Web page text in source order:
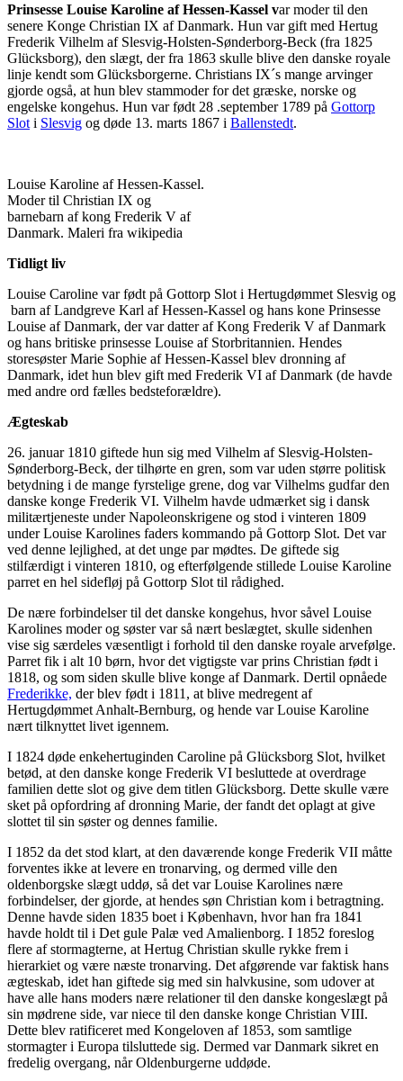
Prinsesse Louise Karoline af Hessen-Kassel var moder til den
senere Konge Christian IX af Danmark. Hun var gift med Hertug
Frederik Vilhelm af Slesvig-Holsten-Sønderborg-Beck (fra 1825
Glücksborg), den slægt, der fra 1863 skulle blive den danske royale
linje kendt som Glücksborgerne. Christians IX´s mange arvinger
gjorde også, at hun blev stammoder for det græske, norske og
engelske kongehus. Hun var født 28 .september 1789 på Gottorp
Slot i Slesvig og døde 13. marts 1867 i Ballenstedt.
Louise Karoline af Hessen-Kassel.
Moder til Christian IX og
barnebarn af kong Frederik V af
Danmark. Maleri fra wikipedia
Tidligt liv
Louise Caroline var født på Gottorp Slot i Hertugdømmet Slesvig og
barn af Landgreve Karl af Hessen-Kassel og hans kone Prinsesse
Louise af Danmark, der var datter af Kong Frederik V af Danmark
og hans britiske prinsesse Louise af Storbritannien. Hendes
storesøster Marie Sophie af Hessen-Kassel blev dronning af
Danmark, idet hun blev gift med Frederik VI af Danmark (de havde
med andre ord fælles bedsteforældre).
Ægteskab
26. januar 1810 giftede hun sig med Vilhelm af Slesvig-Holsten-
Sønderborg-Beck, der tilhørte en gren, som var uden større politisk
betydning i de mange fyrstelige grene, dog var Vilhelms gudfar den
danske konge Frederik VI. Vilhelm havde udmærket sig i dansk
militærtjeneste under Napoleonskrigene og stod i vinteren 1809
under Louise Karolines faders kommando på Gottorp Slot. Det var
ved denne lejlighed, at det unge par mødtes. De giftede sig
stilfærdigt i vinteren 1810, og efterfølgende stillede Louise Karoline
parret en hel sidefløj på Gottorp Slot til rådighed.
De nære forbindelser til det danske kongehus, hvor såvel Louise
Karolines moder og søster var så nært beslægtet, skulle sidenhen
vise sig særdeles væsentligt i forhold til den danske royale arvefølge.
Parret fik i alt 10 børn, hvor det vigtigste var prins Christian født i
1818, og som siden skulle blive konge af Danmark. Dertil opnåede
Frederikke, der blev født i 1811, at blive medregent af
Hertugdømmet Anhalt-Bernburg, og hende var Louise Karoline
nært tilknyttet livet igennem.
I 1824 døde enkehertuginden Caroline på Glücksborg Slot, hvilket
betød, at den danske konge Frederik VI besluttede at overdrage
familien dette slot og give dem titlen Glücksborg. Dette skulle være
sket på opfordring af dronning Marie, der fandt det oplagt at give
slottet til sin søster og dennes familie.
I 1852 da det stod klart, at den daværende konge Frederik VII måtte
forventes ikke at levere en tronarving, og dermed ville den
oldenborgske slægt uddø, så det var Louise Karolines nære
forbindelser, der gjorde, at hendes søn Christian kom i betragtning.
Denne havde siden 1835 boet i København, hvor han fra 1841
havde holdt til i Det gule Palæ ved Amalienborg. I 1852 foreslog
flere af stormagterne, at Hertug Christian skulle rykke frem i
hierarkiet og være næste tronarving. Det afgørende var faktisk hans
ægteskab, idet han giftede sig med sin halvkusine, som udover at
have alle hans moders nære relationer til den danske kongeslægt på
sin mødrene side, var niece til den danske konge Christian VIII.
Dette blev ratificeret med Kongeloven af 1853, som samtlige
stormagter i Europa tilsluttede sig. Dermed var Danmark sikret en
fredelig overgang, når Oldenburgerne uddøde.